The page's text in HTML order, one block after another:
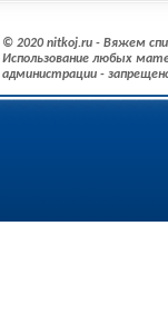
© 2020 nitkoj.ru - Вяжем
Использование любых
администрации -